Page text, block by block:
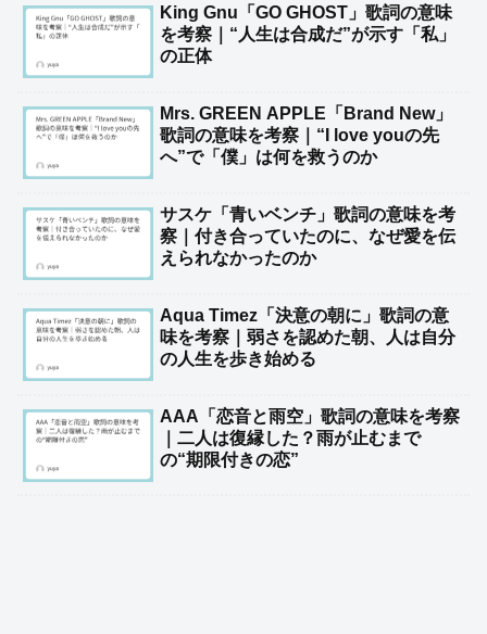
King Gnu「GO GHOST」歌詞の意味
を考察｜“人生は合成だ”が示す「私」
の正体
Mrs. GREEN APPLE「Brand New」
歌詞の意味を考察｜“I love youの先
へ”で「僕」は何を救うのか
サスケ「青いベンチ」歌詞の意味を考
察｜付き合っていたのに、なぜ愛を伝
えられなかったのか
Aqua Timez「決意の朝に」歌詞の意
味を考察｜弱さを認めた朝、人は自分
の人生を歩き始める
AAA「恋音と雨空」歌詞の意味を考察
｜二人は復縁した？雨が止むまで
の“期限付きの恋”